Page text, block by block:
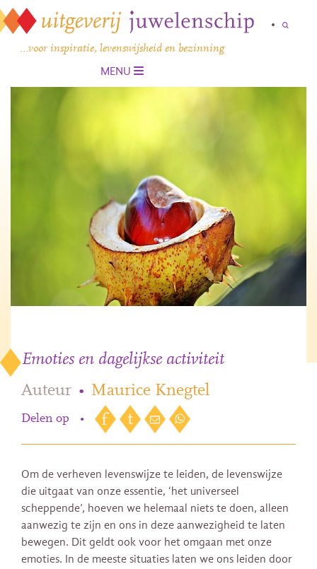
…voor inspiratie, levenswijsheid en bezinning
MENU
Emoties en dagelijkse activiteit
Auteur • Maurice Knegtel
Delen op •
Om de verheven levenswijze te leiden, de levenswijze
die uitgaat van onze essentie, ‘het universeel
scheppende’, hoeven we helemaal niets te doen, alleen
aanwezig te zijn en ons in deze aanwezigheid te laten
bewegen. Dit geldt ook voor het omgaan met onze
emoties. In de meeste situaties laten we ons leiden door